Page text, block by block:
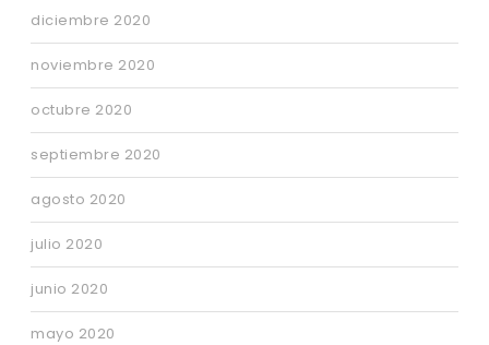
diciembre 2020
noviembre 2020
octubre 2020
septiembre 2020
agosto 2020
julio 2020
junio 2020
mayo 2020